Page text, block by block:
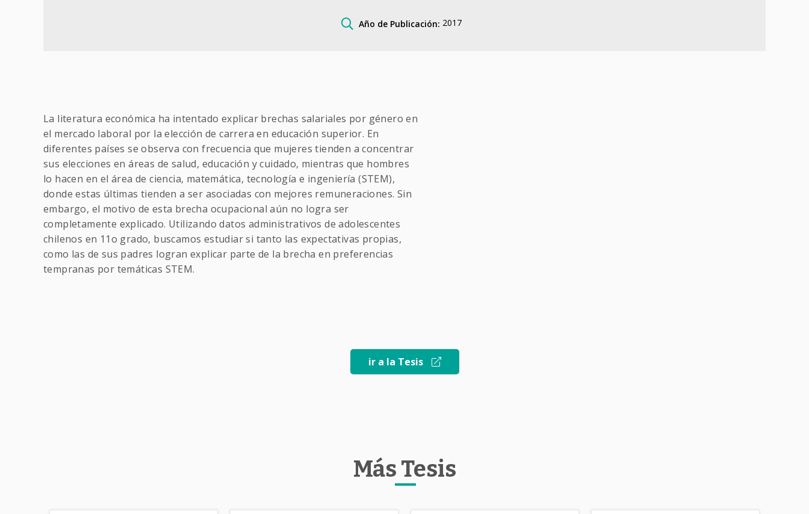
Año de Publicación: 2017
La literatura económica ha intentado explicar brechas salariales por género en
el mercado laboral por la elección de carrera en educación superior. En
diferentes países se observa con frecuencia que mujeres tienden a concentrar
sus elecciones en áreas de salud, educación y cuidado, mientras que hombres
lo hacen en el área de ciencia, matemática, tecnología e ingeniería (STEM),
donde estas últimas tienden a ser asociadas con mejores remuneraciones. Sin
embargo, el motivo de esta brecha ocupacional aún no logra ser
completamente explicado. Utilizando datos administrativos de adolescentes
chilenos en 11o grado, buscamos estudiar si tanto las expectativas propias,
como las de sus padres logran explicar parte de la brecha en preferencias
tempranas por temáticas STEM.
ir a la Tesis
Más Tesis